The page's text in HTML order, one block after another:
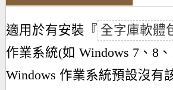
適用於有安裝『 全字庫軟體
作業系統(如 Windows 7、8、
Windows 作業系統預設沒有